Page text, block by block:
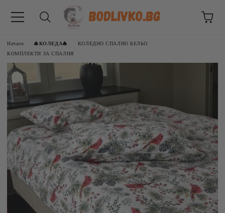
Начало 🎄КОЛЕДА🎄
КОЛЕДНO СПАЛНO БЕЛЬО
КОМПЛЕКТИ ЗА СПАЛНЯ